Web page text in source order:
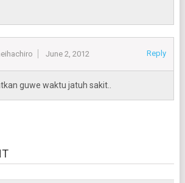
June 2, 2012 Reply
guwe waktu jatuh sakit..